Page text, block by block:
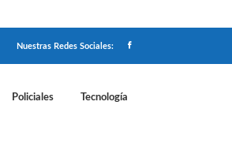
Nuestras Redes Sociales:
Policiales Tecnología